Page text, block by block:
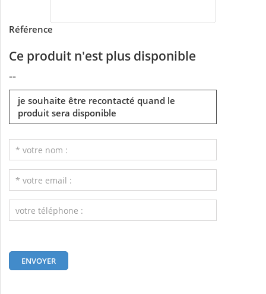
Référence
Ce produit n'est plus disponible
--
je souhaite être recontacté quand le
produit sera disponible